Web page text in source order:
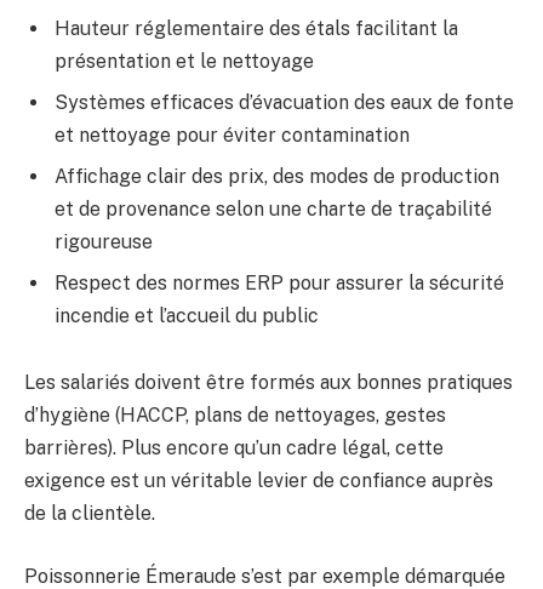
Hauteur réglementaire des étals facilitant la
présentation et le nettoyage
Systèmes efficaces d’évacuation des eaux de fonte
et nettoyage pour éviter contamination
Affichage clair des prix, des modes de production
et de provenance selon une charte de traçabilité
rigoureuse
Respect des normes ERP pour assurer la sécurité
incendie et l’accueil du public
Les salariés doivent être formés aux bonnes pratiques
d’hygiène (HACCP, plans de nettoyages, gestes
barrières). Plus encore qu’un cadre légal, cette
exigence est un véritable levier de confiance auprès
de la clientèle.
Poissonnerie Émeraude s’est par exemple démarquée